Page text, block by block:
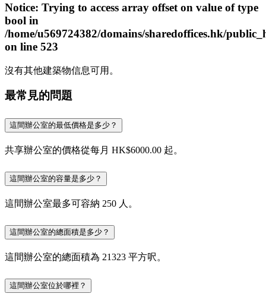
Notice: Trying to access array offset on value of type
bool in
/home/u569724382/domains/sharedoffices.hk/
on line 523
沒有其他建築物信息可用。
最常見的問題
這間辦公室的最低價格是多少？
共享辦公室的價格從每月 HK$6000.00 起。
這間辦公室的容量是多少？
這間辦公室最多可容納 250 人。
這間辦公室的總面積是多少？
這間辦公室的總面積為 21323 平方呎。
這間辦公室位於哪裡？